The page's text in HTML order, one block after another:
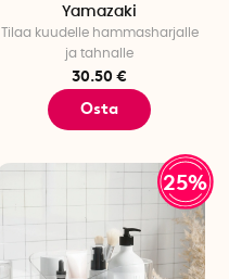
Yamazaki
Tilaa kuudelle hammasharjalle
ja tahnalle
30.50 €
Osta
25%